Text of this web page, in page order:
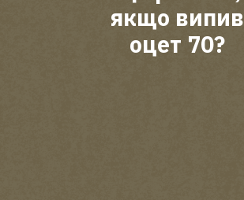
якщо випив
оцет 70?